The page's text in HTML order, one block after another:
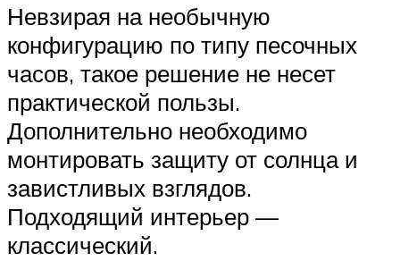
Невзирая на необычную
конфигурацию по типу песочных
часов, такое решение не несет
практической пользы.
Дополнительно необходимо
монтировать защиту от солнца и
завистливых взглядов.
Подходящий интерьер —
классический.